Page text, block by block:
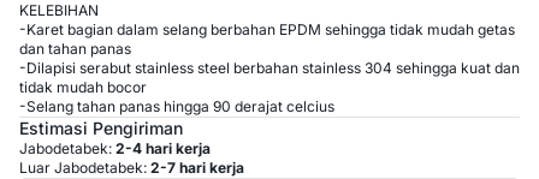
KELEBIHAN
-Karet bagian dalam selang berbahan EPDM sehingga tidak mudah getas
dan tahan panas
-Dilapisi serabut stainless steel berbahan stainless 304 sehingga kuat dan
tidak mudah bocor
-Selang tahan panas hingga 90 derajat celcius
Estimasi Pengiriman
Jabodetabek: 2-4 hari kerja
Luar Jabodetabek: 2-7 hari kerja